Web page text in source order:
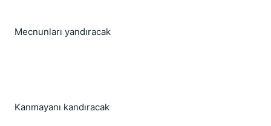
Mecnunları yandıracak
Kanmayanı kandıracak